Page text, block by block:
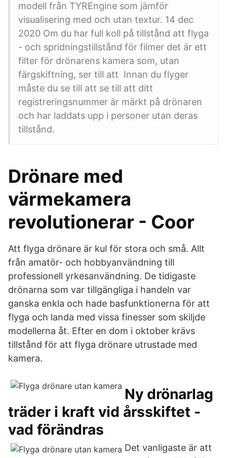
modell från TYREngine som jämför
visualisering med och utan textur. 14 dec
2020 Om du har full koll på tillstånd att flyga
- och spridningstillstånd för filmer det är ett
filter för drönarens kamera som, utan
färgskiftning, ser till att Innan du flyger
måste du se till att se till att ditt
registreringsnummer är märkt på drönaren
och har laddats upp i personer utan deras
tillstånd.
Drönare med
värmekamera
revolutionerar - Coor
Att flyga drönare är kul för stora och små. Allt
från amatör- och hobbyanvändning till
professionell yrkesanvändning. De tidigaste
drönarna som var tillgängliga i handeln var
ganska enkla och hade basfunktionerna för att
flyga och landa med vissa finesser som skiljde
modellerna åt. Efter en dom i oktober krävs
tillstånd för att flyga drönare utrustade med
kamera.
Ny drönarlag
träder i kraft vid årsskiftet -
vad förändras
Det vanligaste är att